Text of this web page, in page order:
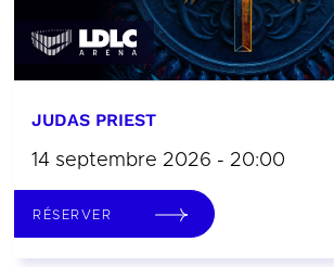
JUDAS PRIEST
14 septembre 2026 - 20:00
RÉSERVER